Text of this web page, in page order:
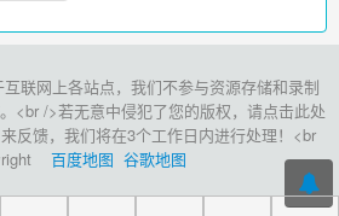
联网上各站点，我们不参与资源存储和录制
<br />若无意中侵犯了您的版权，请点击此处
反馈，我们将在3个工作日内进行处理！<br
百度地图 谷歌地图